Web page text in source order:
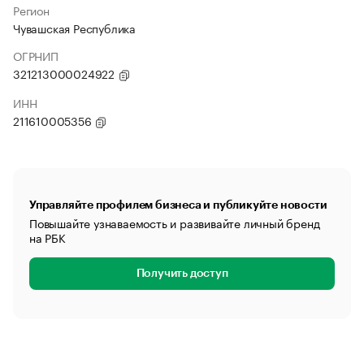
Регион
Чувашская Республика
ОГРНИП
321213000024922
ИНН
211610005356
Управляйте профилем бизнеса и публикуйте новости
Повышайте узнаваемость и развивайте личный бренд
на РБК
Получить доступ